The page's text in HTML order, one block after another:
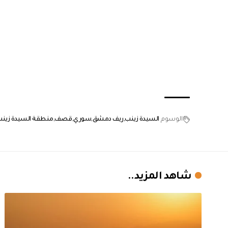
الوسوم السيدة زينب ريف دمشق سوري قصف منطقة السيدة
شاهد المزيد..